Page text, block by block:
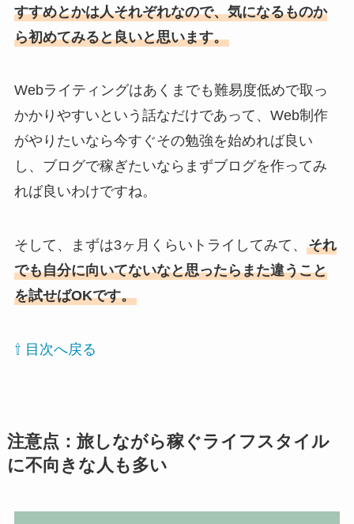
すすめとかは人それぞれなので、気になるものか
ら初めてみると良いと思います。
Webライティングはあくまでも難易度低めで取っ
かかりやすいという話なだけであって、Web制作
がやりたいなら今すぐその勉強を始めれば良い
し、ブログで稼ぎたいならまずブログを作ってみ
れば良いわけですね。
そして、まずは3ヶ月くらいトライしてみて、 それ
でも自分に向いてないなと思ったらまた違うこと
を試せばOKです。
⇧ 目次へ戻る
注意点：旅しながら稼ぐライフスタイル
に不向きな人も多い